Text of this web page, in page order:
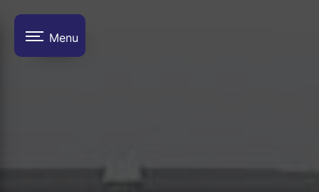
Menu